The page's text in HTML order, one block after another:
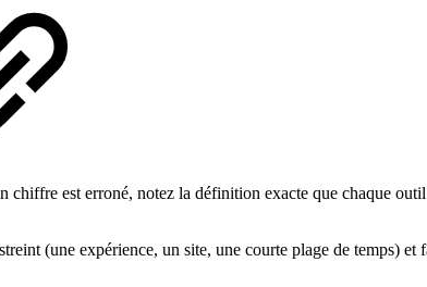
chiffre est erroné, notez la définition exacte que chaque
(une expérience, un site, une courte plage de temps)